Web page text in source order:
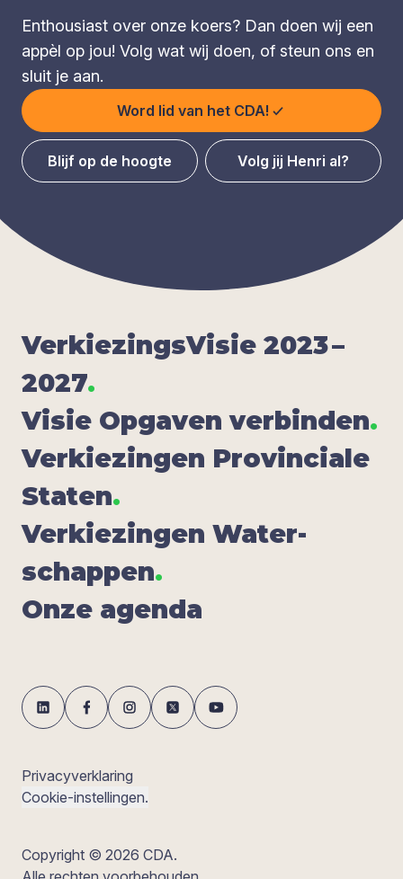
Enthousiast over onze koers? Dan doen wij een
appèl op jou! Volg wat wij doen, of steun ons en
sluit je aan.
Word lid van het CDA!
Blijf op de hoogte Volg jij Henri al?
Ver­kie­zings­Vi­sie 2023–
2027.
Visie Opga­ven ver­bin­den.
Ver­kie­zin­gen Pro­vin­ci­a­le
Sta­ten.
Ver­kie­zin­gen Water­
schap­pen.
Onze agen­da
Privacyverklaring
Cookie-instellingen.
Copyright © 2026 CDA.